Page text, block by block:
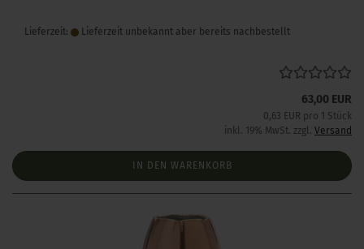
Lieferzeit: Lieferzeit unbekannt aber bereits nachbestellt
63,00 EUR
0,63 EUR pro 1 Stück
inkl. 19% MwSt. zzgl. Versand
IN DEN WARENKORB